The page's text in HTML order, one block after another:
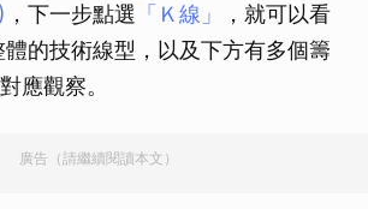
，下一步點選 「Ｋ線」
，就可以看
體的技術線型，以及下方有多個籌
應觀察。
廣告（請繼續閱讀本文）